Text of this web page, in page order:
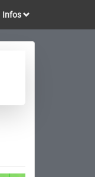
Infos